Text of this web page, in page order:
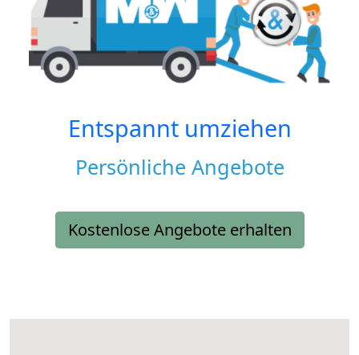
Entspannt umziehen
Persönliche Angebote
Kostenlose Angebote erhalten